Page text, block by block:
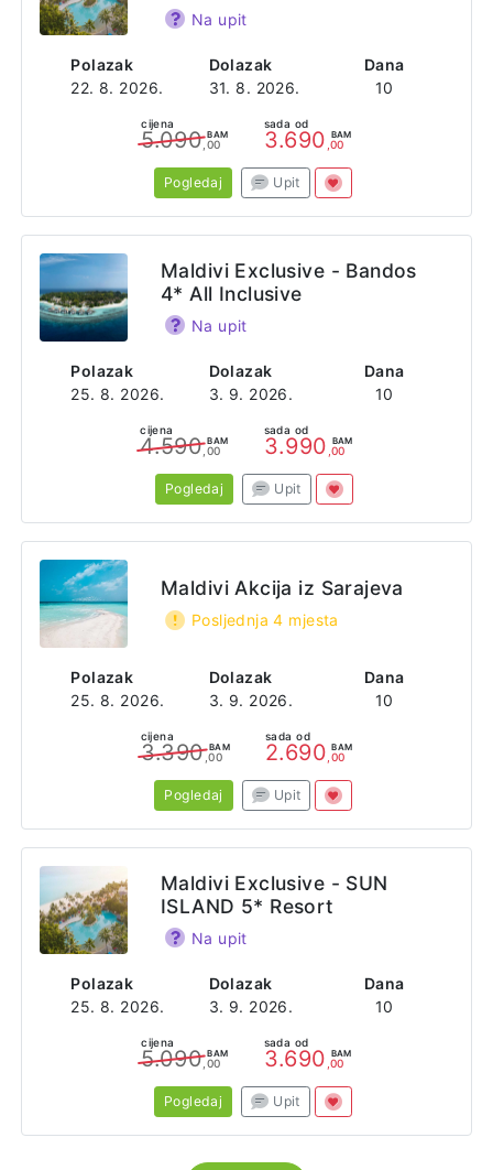
Polazak
22. 8. 2026.
Dolazak
31. 8. 2026.
Dana
10
Na upit
cijena
5.090 BAM
,00
sada od
3.690 BAM
,00
Pogledaj Upit
Polazak
25. 8. 2026.
Dolazak
3. 9. 2026.
Dana
10
Maldivi Exclusive - Bandos
4* All Inclusive
Na upit
cijena
4.590 BAM
,00
sada od
3.990 BAM
,00
Pogledaj Upit
Polazak
25. 8. 2026.
Dolazak
3. 9. 2026.
Dana
10
Maldivi Akcija iz Sarajeva
Posljednja 4 mjesta
cijena
3.390 BAM
,00
sada od
2.690 BAM
,00
Pogledaj Upit
Polazak
25. 8. 2026.
Dolazak
3. 9. 2026.
Dana
10
Maldivi Exclusive - SUN
ISLAND 5* Resort
Na upit
cijena
5.090 BAM
,00
sada od
3.690 BAM
,00
Pogledaj Upit